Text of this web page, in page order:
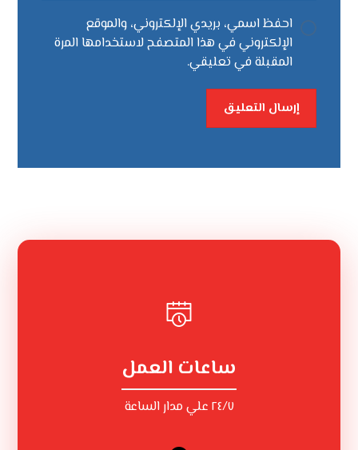
احفظ اسمي، بريدي الإلكتروني، والموقع
الإلكتروني في هذا المتصفح لاستخدامها المرة
المقبلة في تعليقي.
إرسال التعليق
ساعات العمل
٢٤/٧ علي مدار الساعة